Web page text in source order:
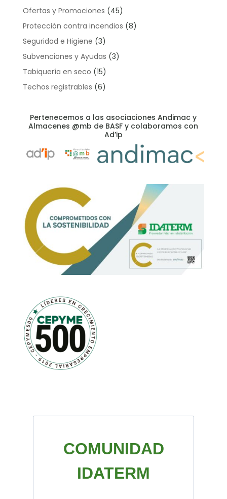
Ofertas y Promociones (45)
Protección contra incendios (8)
Seguridad e Higiene (3)
Subvenciones y Ayudas (3)
Tabiquería en seco (15)
Techos registrables (6)
Pertenecemos a las asociaciones Andimac y
Almacenes @mb de BASF y colaboramos con
Ad’ip